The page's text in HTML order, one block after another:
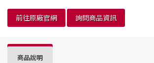
前往原廠官網 詢問商品資訊
商品說明